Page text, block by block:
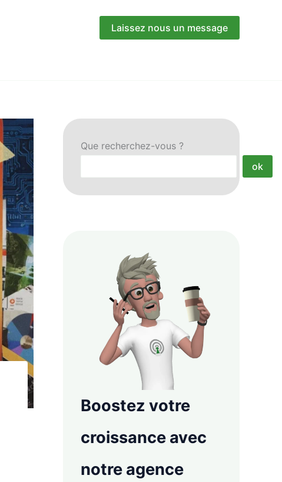
Laissez nous un message
Que recherchez-vous ?
ok
Boostez votre
croissance avec
notre agence